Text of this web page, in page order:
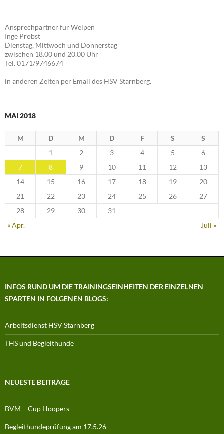
Ansprechpartner für Welpen
Inge Probst
Dienstag, Mittwoch und Donnerstag
zwischen 18.00 und 20.00 Uhr
Tel. 0171/9746674
in anderen Zeiten per Email des HSV Starnberg.
MAI 2018
M D M D F S
S
1
2 3 4 5
6
7
8 9 10 11 12
13
14
15 16 17 18 19
20
21
22 23 24 25 26
27
28
29 30
31
« Apr.
Juli »
INFOS RUND UM DIE TRAININGSEINHEITEN DER EINZELNEN
SPARTEN IN FOLGENEN BLOGS:
Arbeitsdienst HSV Starnberg
THS und Begleithunde
NEUESTE BEITRÄGE
BVM – Cup Hoopers
Begleithundeprüfung am 17.5.26